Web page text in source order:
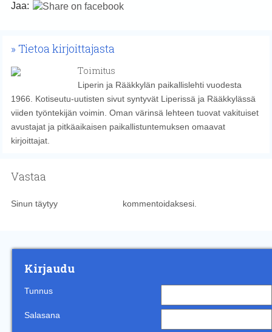
Jaa:
Tietoa kirjoittajasta
Toimitus
Liperin ja Rääkkylän paikallislehti vuodesta
1966. Kotiseutu-uutisten sivut syntyvät Liperissä ja Rääkkylässä
viiden työntekijän voimin. Oman värinsä lehteen tuovat vakituiset
avustajat ja pitkäaikaisen paikallistuntemuksen omaavat
kirjoittajat.
Vastaa
Sinun täytyy kommentoidaksesi.
Kirjaudu
Tunnus
Salasana